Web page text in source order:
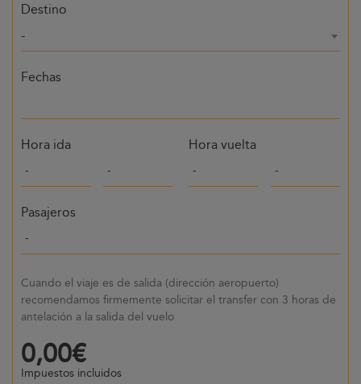
Destino
-
Fechas
Hora ida Hora vuelta
Pasajeros
Cuando el viaje es de salida (dirección aeropuerto)
recomendamos firmemente solicitar el transfer con 3 horas de
antelación a la salida del vuelo
0,00€
Impuestos incluidos